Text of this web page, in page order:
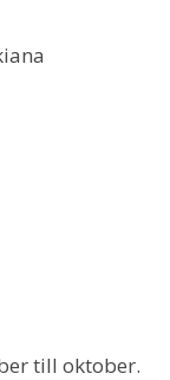
till oktober.